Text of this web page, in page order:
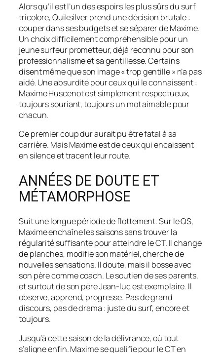
Alors qu’il est l’un des espoirs les plus sûrs du surf
tricolore, Quiksilver prend une décision brutale :
couper dans ses budgets et se séparer de Maxime.
Un choix difficilement compréhensible pour un
jeune surfeur prometteur, déjà reconnu pour son
professionnalisme et sa gentillesse. Certains
disent même que son image « trop gentille » n’a pas
aidé. Une absurdité pour ceux qui le connaissent :
Maxime Huscenot est simplement respectueux,
toujours souriant, toujours un mot aimable pour
chacun.
Ce premier coup dur aurait pu être fatal à sa
carrière. Mais Maxime est de ceux qui encaissent
en silence et tracent leur route.
ANNÉES DE DOUTE ET
MÉTAMORPHOSE
Suit une longue période de flottement. Sur le QS,
Maxime enchaîne les saisons sans trouver la
régularité suffisante pour atteindre le CT. Il change
de planches, modifie son matériel, cherche de
nouvelles sensations. Il doute, mais il bosse avec
son père comme coach. Le soutien de ses parents,
et surtout de son père Jean-luc est exemplaire. Il
observe, apprend, progresse. Pas de grand
discours, pas de drama : juste du surf, encore et
toujours.
Jusqu’à cette saison de la délivrance, où tout
s’aligne enfin. Maxime se qualifie pour le CT en